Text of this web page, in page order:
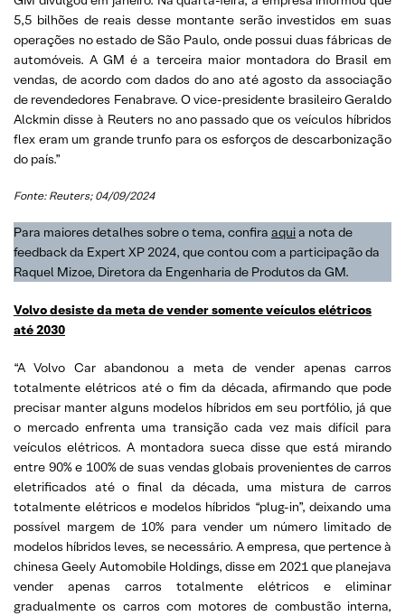
5,5 bilhões de reais desse montante serão investidos em suas
operações no estado de São Paulo, onde possui duas fábricas de
automóveis. A GM é a terceira maior montadora do Brasil em
vendas, de acordo com dados do ano até agosto da associação
de revendedores Fenabrave. O vice-presidente brasileiro Geraldo
Alckmin disse à Reuters no ano passado que os veículos híbridos
flex eram um grande trunfo para os esforços de descarbonização
do país.”
Fonte: Reuters; 04/09/2024
Para maiores detalhes sobre o tema, confira aquia nota de
feedback da Expert XP 2024, que contou com a participação da
Raquel Mizoe, Diretora da Engenharia de Produtos da GM.
Volvo desiste da meta de vender somente veículos elétricos
até 2030
“A Volvo Car abandonou a meta de vender apenas carros
totalmente elétricos até o fim da década, afirmando que pode
precisar manter alguns modelos híbridos em seu portfólio, já que
o mercado enfrenta uma transição cada vez mais difícil para
veículos elétricos. A montadora sueca disse que está mirando
entre 90% e 100% de suas vendas globais provenientes de carros
eletrificados até o final da década, uma mistura de carros
totalmente elétricos e modelos híbridos “plug-in”, deixando uma
possível margem de 10% para vender um número limitado de
modelos híbridos leves, se necessário. A empresa, que pertence à
chinesa Geely Automobile Holdings, disse em 2021 que planejava
vender apenas carros totalmente elétricos e eliminar
gradualmente os carros com motores de combustão interna,